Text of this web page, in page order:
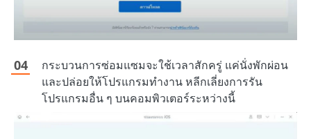
กระบวนการซ่อมแซมจะใช้เวลาสักครู่ แค่นั่งพักผ่อน
และปล่อยให้โปรแกรมทำงาน หลีกเลี่ยงการรัน
โปรแกรมอื่น ๆ บนคอมพิวเตอร์ระหว่างนี้